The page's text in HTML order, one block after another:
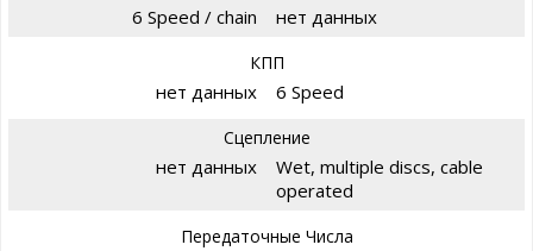
6 Speed / chain нет данных
КПП
нет данных 6 Speed
Сцепление
нет данных
Wet, multiple discs, cable
operated
Передаточные Числа